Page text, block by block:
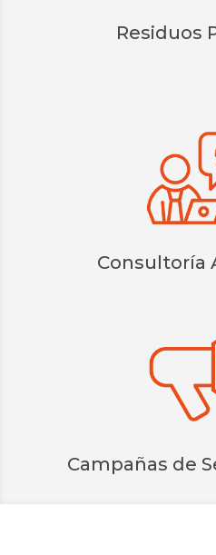
Residuos
Consultoría
Campañas de